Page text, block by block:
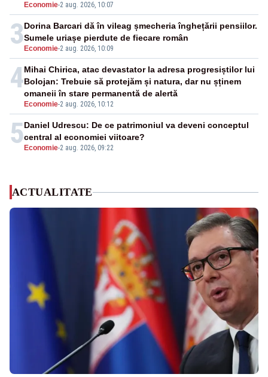
Economie-2 aug. 2026, 10:07
3 Economie-2 aug. 2026, 10:09
Dorina Barcari dă în vileag șmecheria înghețării pensiilor.
Sumele uriașe pierdute de fiecare român
4
Economie-2 aug. 2026, 10:12
Mihai Chirica, atac devastator la adresa progresiștilor lui
Bolojan: Trebuie să protejăm și natura, dar nu șținem
omaneii în stare permanentă de alertă
5 Economie-2 aug. 2026, 09:22
Daniel Udrescu: De ce patrimoniul va deveni conceptul
central al economiei viitoare?
ACTUALITATE